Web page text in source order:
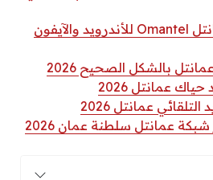
تحميل تطبيق عمانتل Omantel للأندرويد والآيفون
بالشكل الصحيح 2026
عمانتل 2026
عمانتل 2026
عمانتل سلطنة عمان 2026